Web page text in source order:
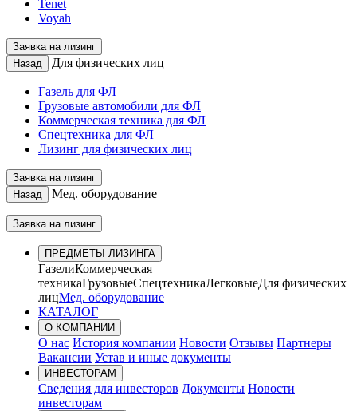
Tenet
Voyah
Заявка на лизинг
Назад
Для физических лиц
Газель для ФЛ
Грузовые автомобили для ФЛ
Коммерческая техника для ФЛ
Спецтехника для ФЛ
Лизинг для физических лиц
Заявка на лизинг
Назад
Мед. оборудование
Заявка на лизинг
ПРЕДМЕТЫ ЛИЗИНГА
ГазелиКоммерческая
техникаГрузовыеСпецтехникаЛегковыеДля физических
лицМед. оборудование
КАТАЛОГ
О КОМПАНИИ
О нас История компании Новости Отзывы Партнеры
Вакансии Устав и иные документы
ИНВЕСТОРАМ
Сведения для инвесторов Документы Новости
инвесторам